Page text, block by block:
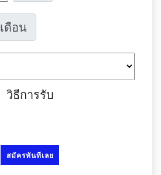
เดือน
วิธีการรับ
สมัครทันทีเลย